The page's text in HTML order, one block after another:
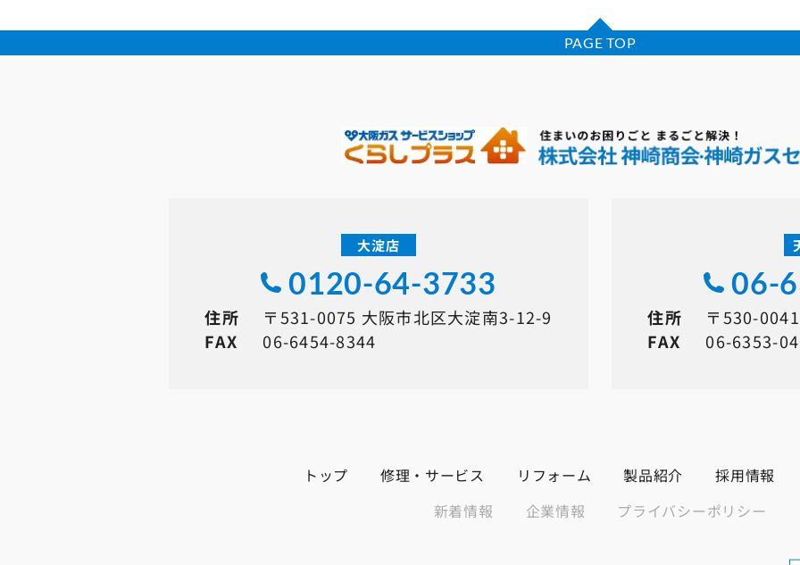
PAGE TOP
大淀店
0120-64-3733
住所
〒531-0075 大阪市北区大淀南3-12-9
FAX
06-6454-8344
06-
住所
〒530-
FAX
06-6353-
トップ 修理・サービス リフォーム 製品紹介
採用情報
新着情報
企業情報 プライバシーポリシー